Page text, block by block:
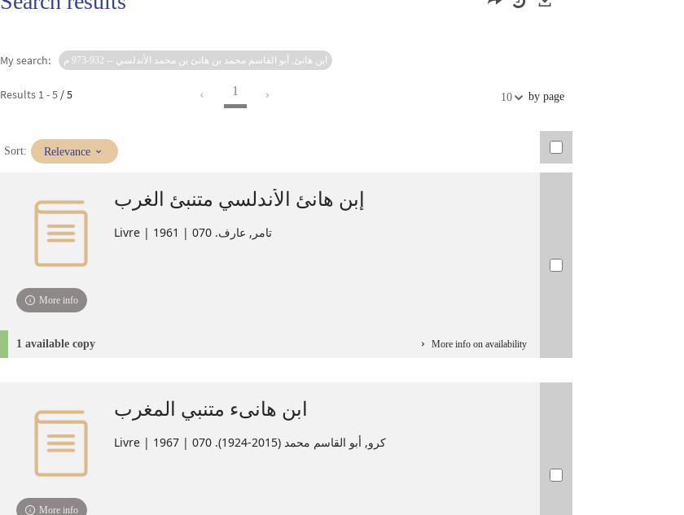
My search: ابن هانئ, أبو القاسم محمد بن هانئ بن محمد الأندلسي -- 932-973 م
Results 1 -5 / 5 1 10 by page
Sort:(Immediate
update)
Relevance
إبن هانئ الأندلسي متنبئ الغرب
Livre | تامر, عارف. 070 | 1961
More info
1 available copy More info on availability
ابن هانىء متنبي المغرب
Livre | كرو, أبو القاسم محمد (2015-1924). 070 | 1967
More info